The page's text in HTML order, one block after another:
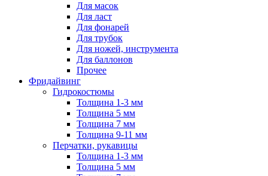
Для масок
Для ласт
Для фонарей
Для трубок
Для ножей, инструмента
Для баллонов
Прочее
Фридайвинг
Гидрокостюмы
Толщина 1-3 мм
Толщина 5 мм
Толщина 7 мм
Толщина 9-11 мм
Перчатки, рукавицы
Толщина 1-3 мм
Толщина 5 мм